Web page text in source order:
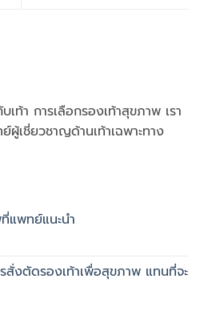
ท้า การเลือกรองเท้าสุขภาพ เรา
ผู้เชี่ยวชาญด้านเท้าเฉพาะทาง
แพทย์แนะนำ
งตัดรองเท้าเพื่อสุขภาพ แทนที่จะ